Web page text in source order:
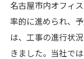
名古屋市内オフィ
率的に進められ、
は、工事の進行状
きました。当社で